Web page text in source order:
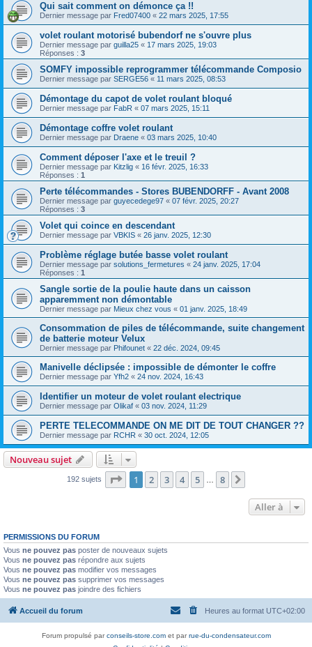
Qui sait comment on démonce ça !!
Dernier message par Fred07400 « 22 mars 2025, 17:55
volet roulant motorisé bubendorf ne s'ouvre plus
Dernier message par guilla25 « 17 mars 2025, 19:03
Réponses : 3
SOMFY impossible reprogrammer télécommande Composio
Dernier message par SERGE56 « 11 mars 2025, 08:53
Démontage du capot de volet roulant bloqué
Dernier message par FabR « 07 mars 2025, 15:11
Démontage coffre volet roulant
Dernier message par Draene « 03 mars 2025, 10:40
Comment déposer l'axe et le treuil ?
Dernier message par Kitzlig « 16 févr. 2025, 16:33
Réponses : 1
Perte télécommandes - Stores BUBENDORFF - Avant 2008
Dernier message par guyecedege97 « 07 févr. 2025, 20:27
Réponses : 3
Volet qui coince en descendant
Dernier message par VBKIS « 26 janv. 2025, 12:30
Problème réglage butée basse volet roulant
Dernier message par solutions_fermetures « 24 janv. 2025, 17:04
Réponses : 1
Sangle sortie de la poulie haute dans un caisson
apparemment non démontable
Dernier message par Mieux chez vous « 01 janv. 2025, 18:49
Consommation de piles de télécommande, suite changement
de batterie moteur Velux
Dernier message par Phifounet « 22 déc. 2024, 09:45
Manivelle déclipsée : impossible de démonter le coffre
Dernier message par Yfh2 « 24 nov. 2024, 16:43
Identifier un moteur de volet roulant electrique
Dernier message par Olikaf « 03 nov. 2024, 11:29
PERTE TELECOMMANDE ON ME DIT DE TOUT CHANGER ??
Dernier message par RCHR « 30 oct. 2024, 12:05
Nouveau sujet
192 sujets Page 1sur8
1 2 3 4 5 8
Aller à
PERMISSIONS DU FORUM
Vous ne pouvez pas poster de nouveaux sujets
Vous ne pouvez pas répondre aux sujets
Vous ne pouvez pas modifier vos messages
Vous ne pouvez pas supprimer vos messages
Vous ne pouvez pas joindre des fichiers
Accueil du forum Heures au format UTC+02:00
Forum propulsé parconseils-store.comet parrue-du-condensateur.com